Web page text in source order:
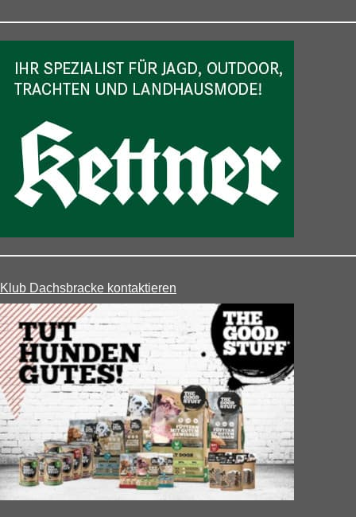
Klub Dachsbracke kontaktieren